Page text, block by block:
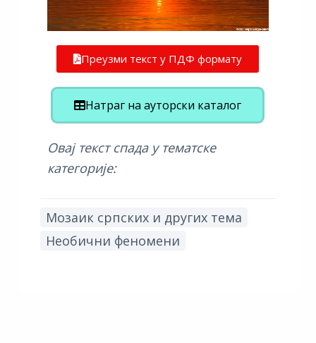
Преузми текст у ПДФ формату
Натраг на ауторски каталог
Овај текст спада у тематске
категорије:
Мозаик српских и других тема
Необични феномени